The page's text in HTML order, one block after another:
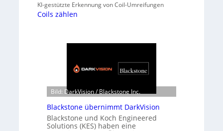
KI-gestützte Erkennung von Coil-Umreifungen
Coils zählen
Bild: DarkVision / Blackstone Inc.
Blackstone übernimmt DarkVision
Blackstone und Koch Engineered
Solutions (KES) haben eine